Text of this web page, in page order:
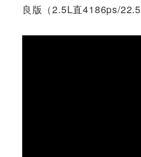
良版（2.5L直4186ps/